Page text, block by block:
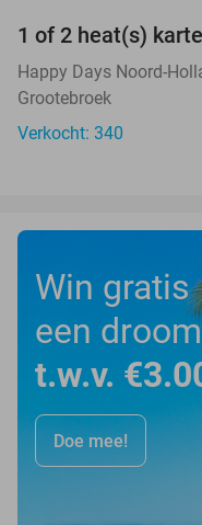
1 of 2 heat(s)
Happy Days Noord-
Grootebroek
Verkocht: 340
Win gratis
een
t.w.v.
Doe mee!